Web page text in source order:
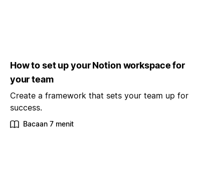
How to set up your Notion workspace for
your team
Create a framework that sets your team up for
success.
Bacaan 7 menit